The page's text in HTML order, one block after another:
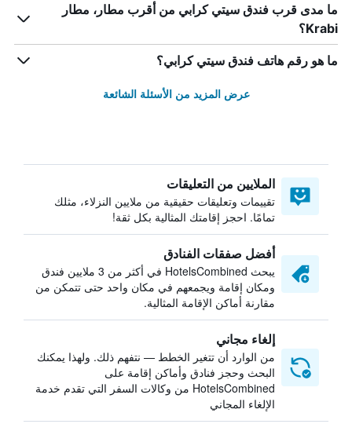
ما مدى قرب فندق سيتي كرابي من أقرب مطار، مطار
Krabi؟
ما هو رقم هاتف فندق سيتي كرابي؟
عرض المزيد من الأسئلة الشائعة
الملايين من التعليقات
تقييمات وتعليقات حقيقية من ملايين النزلاء، مثلك
تمامًا. احجز إقامتك المثالية بكل ثقة!
أفضل صفقات الفنادق
يبحث HotelsCombined في أكثر من 3 ملايين فندق
ومكان إقامة ويجمعهم في مكان واحد حتى تتمكن من
مقارنة أماكن الإقامة المثالية.
إلغاء مجاني
من الوارد أن تتغير الخطط — نتفهم ذلك. ولهذا يمكنك
البحث وحجز فنادق وأماكن إقامة على
HotelsCombined من وكالات السفر التي تقدم خدمة
الإلغاء المجاني